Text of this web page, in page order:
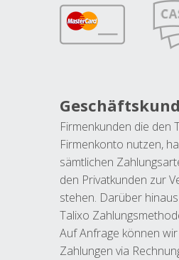
Firmenkunden die den
Firmenkonto nutzen,
sämtlichen
den Privatkunden zur
stehen. Darüber
Talixo
Auf Anfrage können
Zahlungen via